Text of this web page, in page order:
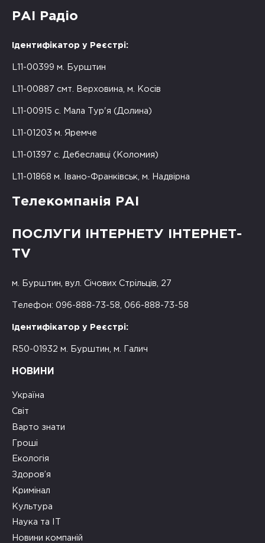
РАІ Радіо
Ідентифікатор у Реєстрі:
L11-00399 м. Бурштин
L11-00887 смт. Верховина, м. Косів
L11-00915 с. Мала Тур'я (Долина)
L11-01203 м. Яремче
L11-01397 с. Дебеславці (Коломия)
L11-01868 м. Івано-Франківськ, м. Надвірна
Телекомпанія РАІ
ПОСЛУГИ ІНТЕРНЕТУ ІНТЕРНЕТ-
TV
м. Бурштин, вул. Січових Стрільців, 27
Телефон: 096-888-73-58, 066-888-73-58
Ідентифікатор у Реєстрі:
R50-01932 м. Бурштин, м. Галич
НОВИНИ
Україна
Світ
Варто знати
Гроші
Екологія
Здоров’я
Кримінал
Культура
Наука та ІТ
Новини компаній